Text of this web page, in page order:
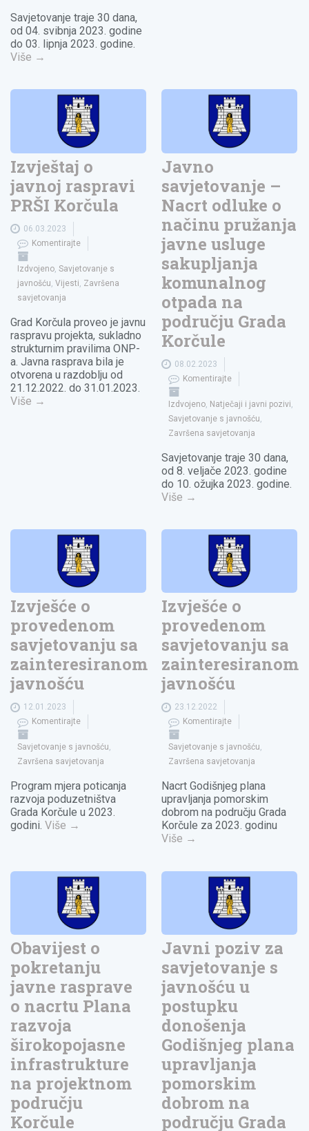
Savjetovanje traje 30 dana,
od 04. svibnja 2023. godine
do 03. lipnja 2023. godine.
Više →
Izvještaj o
javnoj raspravi
PRŠI Korčula
06.03.2023
Komentirajte
Izdvojeno Savjetovanje s
javnošću Vijesti Završena
savjetovanja
Grad Korčula proveo je javnu
raspravu projekta, sukladno
strukturnim pravilima ONP-
a. Javna rasprava bila je
otvorena u razdoblju od
21.12.2022. do 31.01.2023.
Više →
Javno
savjetovanje –
Nacrt odluke o
načinu pružanja
javne usluge
sakupljanja
komunalnog
otpada na
području Grada
Korčule
08.02.2023
Komentirajte
Izdvojeno Natječaji i javni pozivi
Savjetovanje s javnošću
Završena savjetovanja
Savjetovanje traje 30 dana,
od 8. veljače 2023. godine
do 10. ožujka 2023. godine.
Više →
Izvješće o
provedenom
savjetovanju sa
zainteresiranom
javnošću
12.01.2023
Komentirajte
Savjetovanje s javnošću,
Završena savjetovanja
Program mjera poticanja
razvoja poduzetništva
Grada Korčule u 2023.
godini. Više →
Izvješće o
provedenom
savjetovanju sa
zainteresiranom
javnošću
23.12.2022
Komentirajte
Savjetovanje s javnošću,
Završena savjetovanja
Nacrt Godišnjeg plana
upravljanja pomorskim
dobrom na području Grada
Korčule za 2023. godinu
Više →
Obavijest o
pokretanju
javne rasprave
o nacrtu Plana
razvoja
širokopojasne
infrastrukture
na projektnom
području
Korčule
Javni poziv za
savjetovanje s
javnošću u
postupku
donošenja
Godišnjeg plana
upravljanja
pomorskim
dobrom na
području Grada